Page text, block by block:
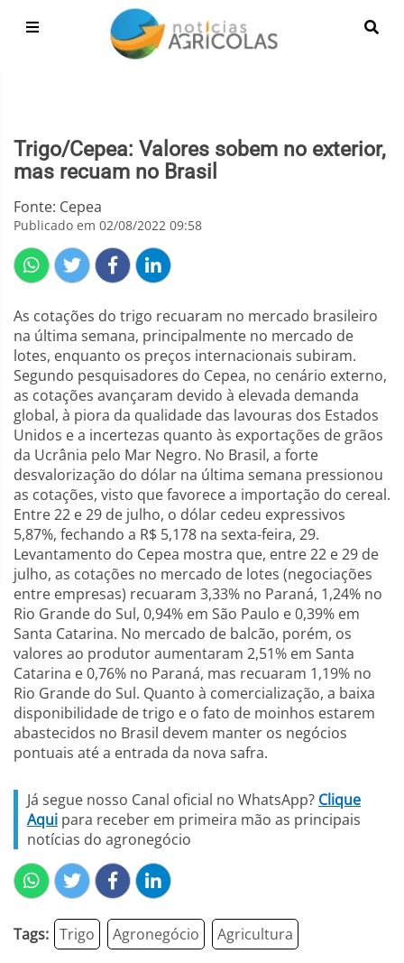
Trigo/Cepea: Valores sobem no exterior,
mas recuam no Brasil
Fonte: Cepea
Publicado em 02/08/2022 09:58
As cotações do trigo recuaram no mercado brasileiro
na última semana, principalmente no mercado de
lotes, enquanto os preços internacionais subiram.
Segundo pesquisadores do Cepea, no cenário externo,
as cotações avançaram devido à elevada demanda
global, à piora da qualidade das lavouras dos Estados
Unidos e a incertezas quanto às exportações de grãos
da Ucrânia pelo Mar Negro. No Brasil, a forte
desvalorização do dólar na última semana pressionou
as cotações, visto que favorece a importação do cereal.
Entre 22 e 29 de julho, o dólar cedeu expressivos
5,87%, fechando a R$ 5,178 na sexta-feira, 29.
Levantamento do Cepea mostra que, entre 22 e 29 de
julho, as cotações no mercado de lotes (negociações
entre empresas) recuaram 3,33% no Paraná, 1,24% no
Rio Grande do Sul, 0,94% em São Paulo e 0,39% em
Santa Catarina. No mercado de balcão, porém, os
valores ao produtor aumentaram 2,51% em Santa
Catarina e 0,76% no Paraná, mas recuaram 1,19% no
Rio Grande do Sul. Quanto à comercialização, a baixa
disponibilidade de trigo e o fato de moinhos estarem
abastecidos no Brasil devem manter os negócios
pontuais até a entrada da nova safra.
Já segue nosso Canal oficial no WhatsApp? Clique
Aqui para receber em primeira mão as principais
notícias do agronegócio
Tags: Trigo Agronegócio Agricultura